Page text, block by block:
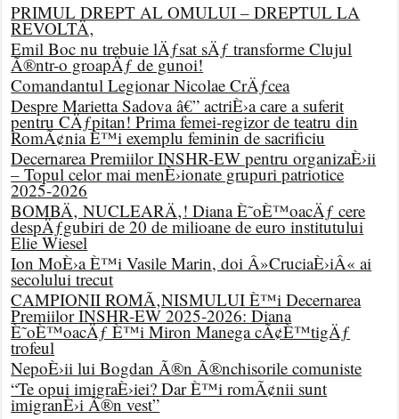
PRIMUL DREPT AL OMULUI – DREPTUL LA
REVOLTÄ‚
Emil Boc nu trebuie lÄƒsat sÄƒ transforme Clujul
Ã®ntr-o groapÄƒ de gunoi!
Comandantul Legionar Nicolae CrÄƒcea
Despre Marietta Sadova â€” actriÈ›a care a suferit
pentru CÄƒpitan! Prima femei-regizor de teatru din
RomÃ¢nia È™i exemplu feminin de sacrificiu
Decernarea Premiilor INSHR-EW pentru organizaÈ›ii
– Topul celor mai menÈ›ionate grupuri patriotice
2025-2026
BOMBÄ‚ NUCLEARÄ‚! Diana È˜oÈ™oacÄƒ cere
despÄƒgubiri de 20 de milioane de euro institutului
Elie Wiesel
Ion MoÈ›a È™i Vasile Marin, doi Â»CruciaÈ›iÂ« ai
secolului trecut
CAMPIONII ROMÃ‚NISMULUI È™i Decernarea
Premiilor INSHR-EW 2025-2026: Diana
È˜oÈ™oacÄƒ È™i Miron Manega cÃ¢È™tigÄƒ
trofeul
NepoÈ›ii lui Bogdan Ã®n Ã®nchisorile comuniste
“Te opui imigraÈ›iei? Dar È™i romÃ¢nii sunt
imigranÈ›i Ã®n vest”